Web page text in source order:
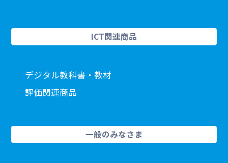
ICT関連商品
デジタル教科書・教材
評価関連商品
一般のみなさま